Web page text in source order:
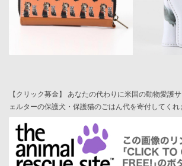
【クリック募金】 あなたの代わりに米国の動物愛護
ェルターの保護犬・保護猫のごはん代を寄付してくれ